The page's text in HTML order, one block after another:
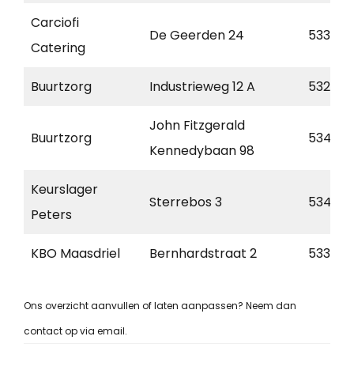
Carciofi
Catering
De Geerden 24 5334 LE
Buurtzorg Industrieweg 12 A 5324
Buurtzorg
John Fitzgerald
Kennedybaan 98
5345
Keurslager
Peters
Sterrebos 3 5344
KBO Maasdriel Bernhardstraat 2 5331 TA
Ons overzicht aanvullen of laten aanpassen? Neem dan
contact op via email.